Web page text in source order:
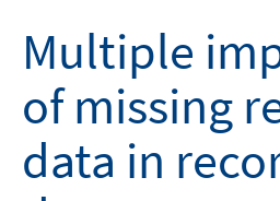
Multiple
of missing
data in